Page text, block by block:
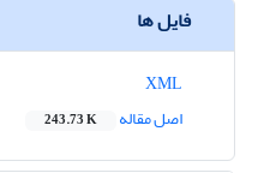
فایل ها
اصل مقاله
243.73 K